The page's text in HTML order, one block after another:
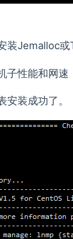
装Jemalloc
子性能和网速
安装成功了。